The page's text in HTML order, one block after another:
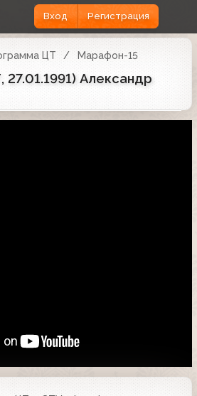
Вход Регистрация
ЦТ Марафон-15
Александр